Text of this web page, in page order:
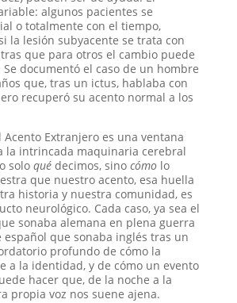
algunos pacientes se
o totalmente con el tiempo,
la lesión subyacente se trata con
que para otros el cambio puede
Se documentó el caso de un hombre
que, tras un ictus, hablaba con
recuperó su acento normal a los
Acento Extranjero es una ventana
la intrincada maquinaria cerebral
solo quédecimos, sino cómolo
que nuestro acento, esa huella
historia y nuestra comunidad, es
neurológico. Cada caso, ya sea el
sonaba alemana en plena guerra
que sonaba inglés tras un
profundo de cómo la
a la identidad, y de cómo un evento
hacer que, de la noche a la
propia voz nos suene ajena.